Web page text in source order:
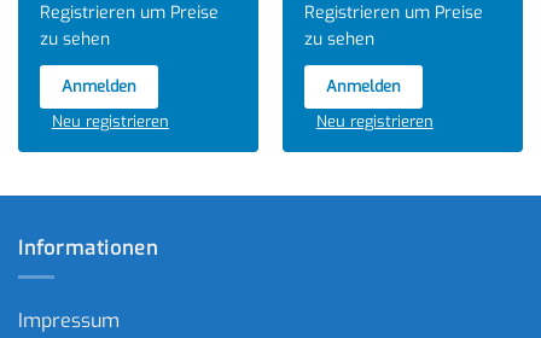
Registrieren um Preise
zu sehen
Anmelden
Neu registrieren
Registrieren um Preise
zu sehen
Anmelden
Neu registrieren
Informationen
Impressum